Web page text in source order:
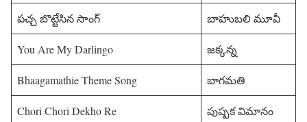
పచ్చ బొట్టేసిన సాంగ్ బాహుబలి మూవీ
You Are My Darlingo జక్కన్న
Bhaagamathie Theme Song బాగమతి
Chori Chori Dekho Re పుష్పక విమానం